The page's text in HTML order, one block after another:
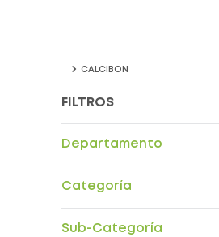
CALCIBON
FILTROS
Departamento
Categoría
Medicamentos Otc
Sub-Categoría